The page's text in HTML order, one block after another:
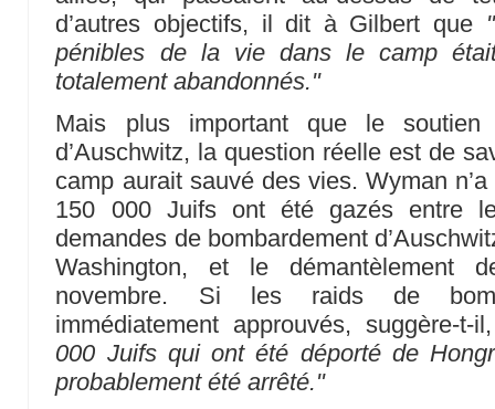
d’autres objectifs, il dit à Gilbert que
pénibles de la vie dans le camp
totalement abandonnés."
Mais plus important que le soutien
d’Auschwitz, la question réelle est de
camp aurait sauvé des vies. Wyman
150 000 Juifs ont été gazés entre
demandes de bombardement
Washington, et le démantèlement
novembre. Si les raids de
immédiatement approuvés, suggère-t-
000 Juifs qui ont été déporté de
probablement été arrêté."